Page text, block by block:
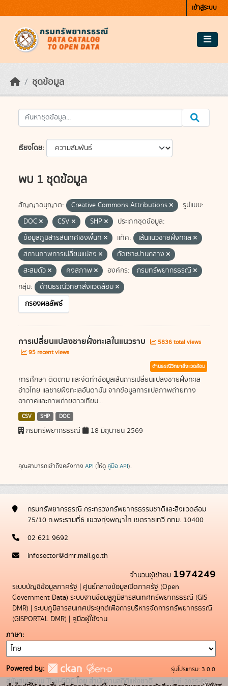
เข้าสู่ระบบ
ชุดข้อมูล
เรียงโดย
พบ 1 ชุดข้อมูล
สัญญาอนุญาต: Creative Commons Attributions
รูปแบบ:
DOC
CSV SHP
ประเภทชุดข้อมูล:
ข้อมูลภูมิสารสนเทศเชิงพื้นที่
แท็ค:
เส้นแนวชายฝั่งทะเล
สถานภาพการเปลี่ยนแปลง
กัดเซาะปานกลาง
สะสมตัว
คงสภาพ องค์กร:
กรมทรัพยากรธรณี
กลุ่ม:
ด้านธรณีวิทยาสิ่งแวดล้อม
กรองผลลัพธ์
การเปลี่ยนแปลงชายฝั่งทะเลในแนวราบ
5836 total views
95 recent views
ด้านธรณีวิทยาสิ่งแวดล้อม
การศึกษา ติดตาม และจัดทำข้อมูลเส้นการเปลี่ยนแปลงชายฝั่งทะเล
อ่าวไทย แลชายฝั่งทะเลอันดามัน จากข้อมูลการแปลภาพถ่ายทาง
อากาศและภาพถ่ายดาวเทียม...
CSV SHP DOC
กรมทรัพยากรธรณี 18 มิถุนายน 2569
คุณสามารถเข้าถึงคลังทาง API (ให้ดู คู่มือ API).
กรมทรัพยากรธรณี กระทรวงทรัพยากรธรรมชาติและสิ่งแวดล้อม
75/10 ถ.พระรามที่6 แขวงทุ่งพญาไท เขตราชเทวี กทม. 10400
02 621 9692
infosector@dmr.mail.go.th
จำนวนผู้เข้าชม 1974249
ระบบบัญชีข้อมูลภาครัฐ | ศูนย์กลางข้อมูลเปิดภาครัฐ (Open
Government Data) ระบบฐานข้อมลูภูมิสารสนเทศทรัพยากรธรณี (GIS
DMR) | ระบบภูมิสารสนเทศประยุกต์เพื่อการบริหารจัดการทรัพยากรธรณี
(GISPORTAL DMR) | คู่มือผู้ใช้งาน
ภาษา
Powered by:
สนับสนุนระบบ Thai-GDC โดย สำนักงานสถิติแห่งชาติ
รุ่นโปรแกรม: 3.0.0
วันที่: 2025-05-